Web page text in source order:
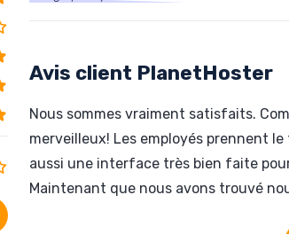
Avis client PlanetHoster
Nous sommes vraiment satisfaits.
merveilleux! Les employés prennent
aussi une interface très bien faite
Maintenant que nous avons trouvé